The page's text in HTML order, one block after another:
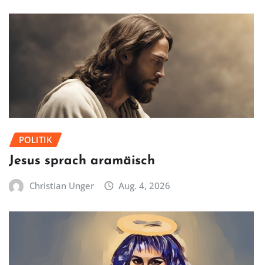
POLITIK
Jesus sprach aramäisch
Christian Unger Aug. 4, 2026